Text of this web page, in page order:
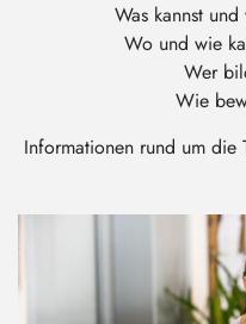
Was kannst
Wo und wie
Wer
Wie
Informationen rund um die